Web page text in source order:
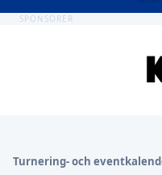
SPONSORER
Turnering- och